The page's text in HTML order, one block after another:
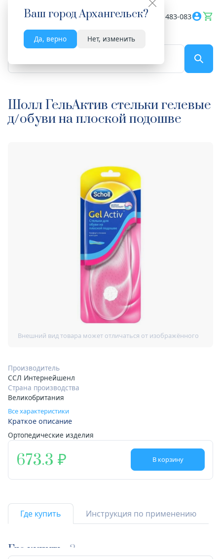
Ваш городАрхангельск?
Да, верно Нет, изменить
Весь сайт 8182 483-083
Шолл ГельАктив стельки гелевые
д/обуви на плоской подошве
Производитель
ССЛ Интернейшенл
Страна производства
Великобритания
Все характеристики
Краткое описание
Ортопедические изделия
673.3 В корзину
Где купить Инструкция по применению
Где купить 2